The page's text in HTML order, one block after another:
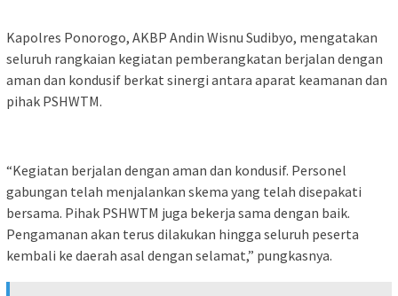
Kapolres Ponorogo, AKBP Andin Wisnu Sudibyo, mengatakan
seluruh rangkaian kegiatan pemberangkatan berjalan dengan
aman dan kondusif berkat sinergi antara aparat keamanan dan
pihak PSHWTM.
“Kegiatan berjalan dengan aman dan kondusif. Personel
gabungan telah menjalankan skema yang telah disepakati
bersama. Pihak PSHWTM juga bekerja sama dengan baik.
Pengamanan akan terus dilakukan hingga seluruh peserta
kembali ke daerah asal dengan selamat,” pungkasnya.